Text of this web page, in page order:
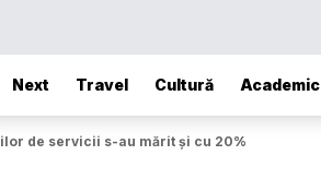
Next Travel Cultură Academic
de servicii s-au mărit și cu 20%